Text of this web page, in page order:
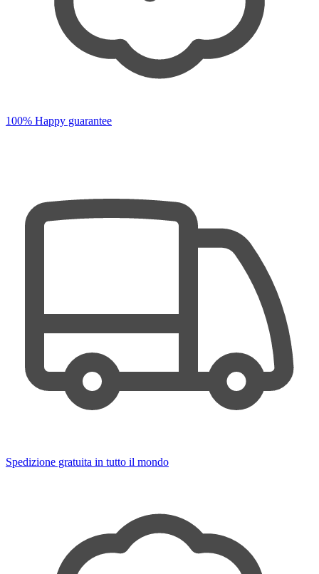
100% Happy guarantee
Spedizione gratuita in tutto il mondo